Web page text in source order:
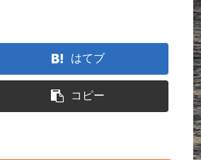
はてブ
コピー